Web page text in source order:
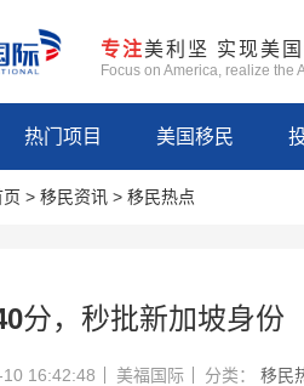
专注美利坚 实现美
Focus on America, realize the
热门项目 美国移民
> 移民资讯 > 移民热点
分，秒批新加坡身份
16:42:48 美福国际 分类： 移民